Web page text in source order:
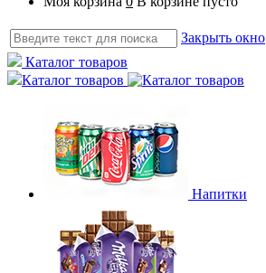
Закрыть окно
Каталог товаров
Каталог товаров
Напитки